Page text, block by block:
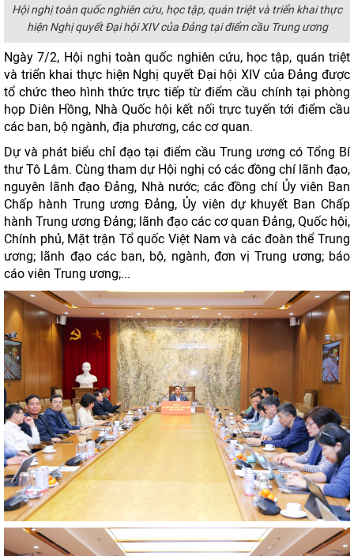
Hội nghị toàn quốc nghiên cứu, học tập, quán triệt và triển khai thực
hiện Nghị quyết Đại hội XIV của Đảng tại điểm cầu Trung ương
Ngày 7/2, Hội nghị toàn quốc nghiên cứu, học tập, quán triệt
và triển khai thực hiện Nghị quyết Đại hội XIV của Đảng được
tổ chức theo hình thức trực tiếp từ điểm cầu chính tại phòng
họp Diên Hồng, Nhà Quốc hội kết nối trực tuyến tới điểm cầu
các ban, bộ ngành, địa phương, các cơ quan.
Dự và phát biểu chỉ đạo tại điểm cầu Trung ương có Tổng Bí
thư Tô Lâm. Cùng tham dự Hội nghị có các đồng chí lãnh đạo,
nguyên lãnh đạo Đảng, Nhà nước; các đồng chí Ủy viên Ban
Chấp hành Trung ương Đảng, Ủy viên dự khuyết Ban Chấp
hành Trung ương Đảng; lãnh đạo các cơ quan Đảng, Quốc hội,
Chính phủ, Mặt trận Tổ quốc Việt Nam và các đoàn thể Trung
ương; lãnh đạo các ban, bộ, ngành, đơn vị Trung ương; báo
cáo viên Trung ương;...